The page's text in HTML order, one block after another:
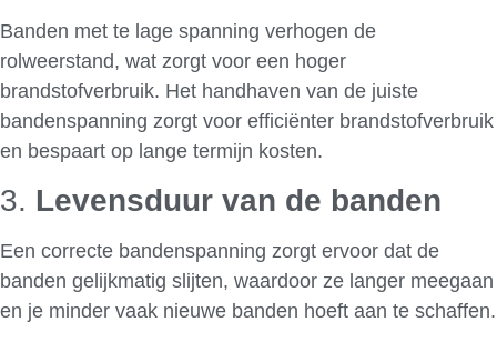
Banden met te lage spanning verhogen de
rolweerstand, wat zorgt voor een hoger
brandstofverbruik. Het handhaven van de juiste
bandenspanning zorgt voor efficiënter brandstofverbruik
en bespaart op lange termijn kosten.
3. Levensduur van de banden
Een correcte bandenspanning zorgt ervoor dat de
banden gelijkmatig slijten, waardoor ze langer meegaan
en je minder vaak nieuwe banden hoeft aan te schaffen.